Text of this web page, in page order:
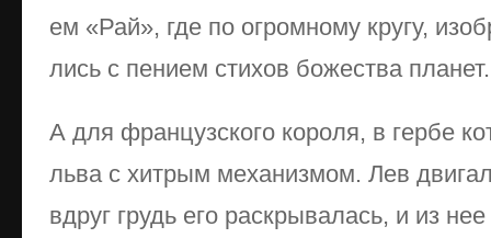
ем «Рай», где по ог­ром­но­му кру­гу,
лись с пе­ни­ем сти­хов бо­же­ст­ва пла­нет.
А для фран­цуз­ско­го ко­ро­ля, в гер­бе
льва с хит­рым ме­ха­низ­мом. Лев
вдруг грудь его рас­кры­ва­лась, и из